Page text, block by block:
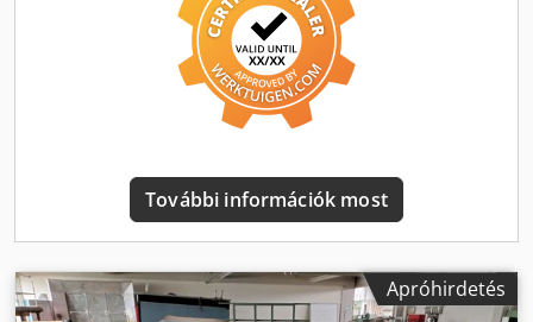
munkafelület Csendes működés és precíz vágás Gyári
asztalszélesítő és asztalhosszabbító a nagyobb
munkadarabok könnyű megmunkálásához Kihúzható
alumínium teleszkópos ütköző szögállítási lehetőséggel és
két profi lehajtható ütközővel Made in Italy Motor: 4,0 kW -
400 V Fűrészlap döntési tartomány: 90 - 45° Formátum-
Asztalszélesség: 325 mm Vágásszélesség
párhuzamütközővel: 700 mm Max. vágási magasság 90°-
ford/perc Max. keresztvágási szélesség a fűrészlap bal
oldalán: 1660 mm Elővágó fűrészlap átmérője: 80 mm
További információk most
Apróhirdetés